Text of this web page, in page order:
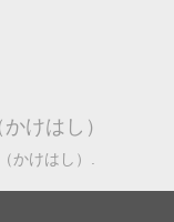
けはし）
かけはし）.